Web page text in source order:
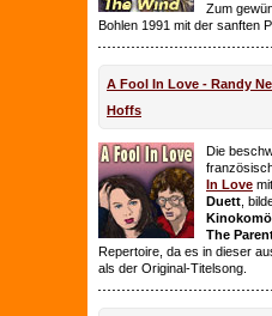
Zum
Bohlen 1991 mit der sanften
A Fool In Love - Randy
Hoffs
Die
In Love
Duett ,
The
Repertoire, da es in dieser
als der Original-Titelsong.